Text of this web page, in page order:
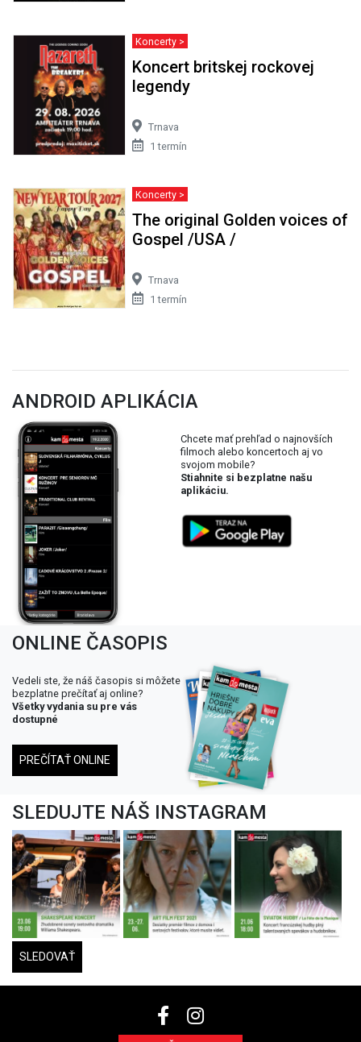
Koncerty >
Koncert britskej rockovej
legendy
Trnava
1 termín
Koncerty >
The original Golden voices of
Gospel /USA /
Trnava
1 termín
ANDROID APLIKÁCIA
Chcete mať prehľad o najnovších
filmoch alebo koncertoch aj vo
svojom mobile?
Stiahnite si bezplatne našu
aplikáciu.
ONLINE ČASOPIS
Vedeli ste, že náš časopis si môžete
bezplatne prečítať aj online?
Všetky vydania su pre vás
dostupné
PREČÍTAŤ ONLINE
SLEDUJTE NÁŠ INSTAGRAM
SLEDOVAŤ